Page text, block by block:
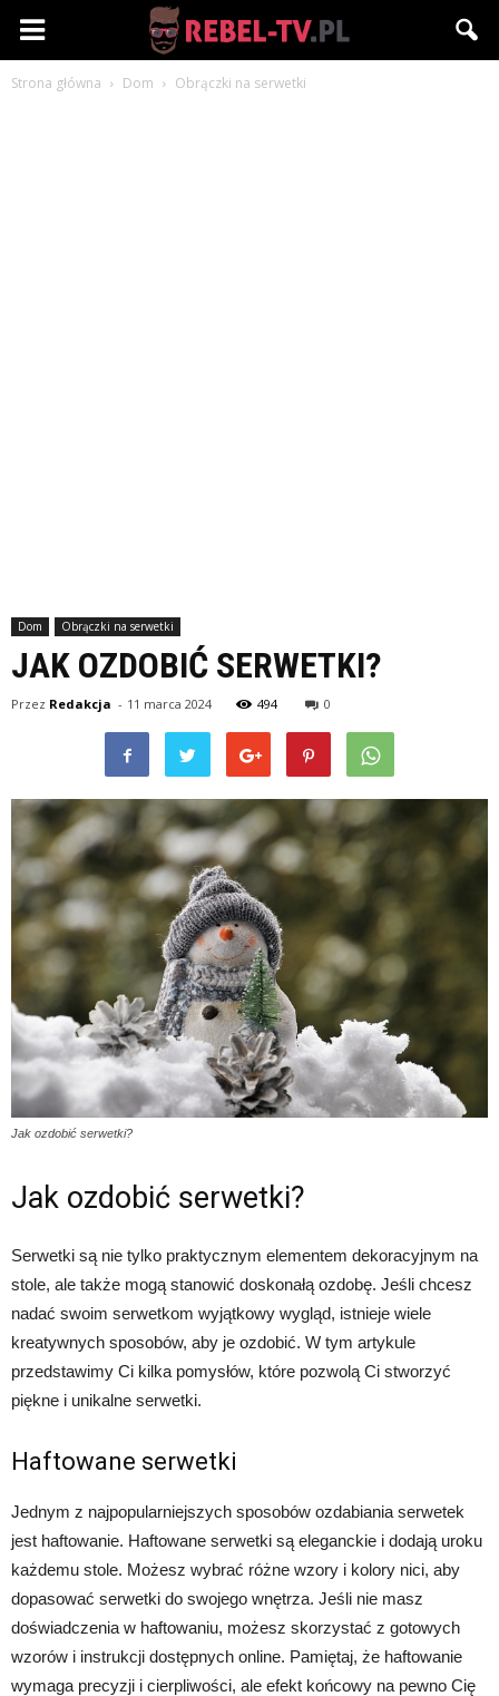
Rebel-
Strona główna Dom Obrączki na serwetki
Dom Obrączki na serwetki
JAK OZDOBIĆ SERWETKI?
Przez Redakcja - 11 marca 2024 494 0
Jak ozdobić serwetki?
Jak ozdobić serwetki?
Serwetki są nie tylko praktycznym elementem dekoracyjnym na
stole, ale także mogą stanowić doskonałą ozdobę. Jeśli chcesz
nadać swoim serwetkom wyjątkowy wygląd, istnieje wiele
kreatywnych sposobów, aby je ozdobić. W tym artykule
przedstawimy Ci kilka pomysłów, które pozwolą Ci stworzyć
piękne i unikalne serwetki.
Haftowane serwetki
Jednym z najpopularniejszych sposobów ozdabiania serwetek
jest haftowanie. Haftowane serwetki są eleganckie i dodają uroku
każdemu stole. Możesz wybrać różne wzory i kolory nici, aby
dopasować serwetki do swojego wnętrza. Jeśli nie masz
doświadczenia w haftowaniu, możesz skorzystać z gotowych
wzorów i instrukcji dostępnych online. Pamiętaj, że haftowanie
wymaga precyzji i cierpliwości, ale efekt końcowy na pewno Cię